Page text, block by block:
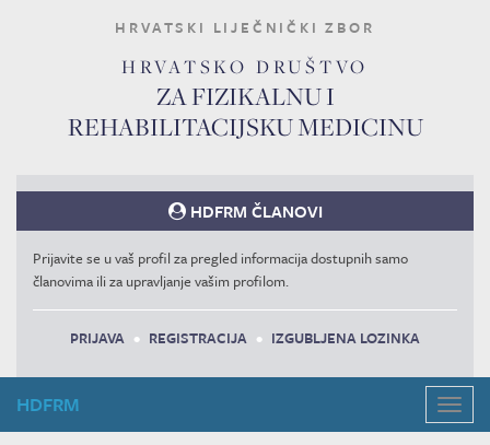
HRVATSKI LIJEČNIČKI ZBOR
HRVATSKO DRUŠTVO
ZA FIZIKALNU I
REHABILITACIJSKU MEDICINU
HDFRM ČLANOVI
Prijavite se u vaš profil za pregled informacija dostupnih samo
članovima ili za upravljanje vašim profilom.
PRIJAVA • REGISTRACIJA • IZGUBLJENA LOZINKA
HDFRM